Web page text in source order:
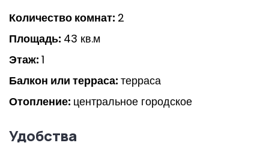
Количество комнат: 2
Площадь: 43 кв.м
Этаж: 1
Балкон или терраса: терраса
Отопление: центральное городское
Удобства